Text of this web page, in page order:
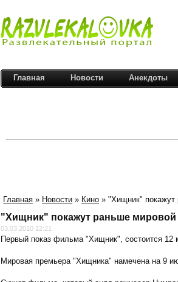
Главная Новости Анекдоты
Главная » Новости » Кино » "Хищник"
"Хищник" покажут раньше
03.03.2010 12:21
Первый показ фильма "Хищник", состоится 12
Мировая премьера "Хищника" намечена на 9